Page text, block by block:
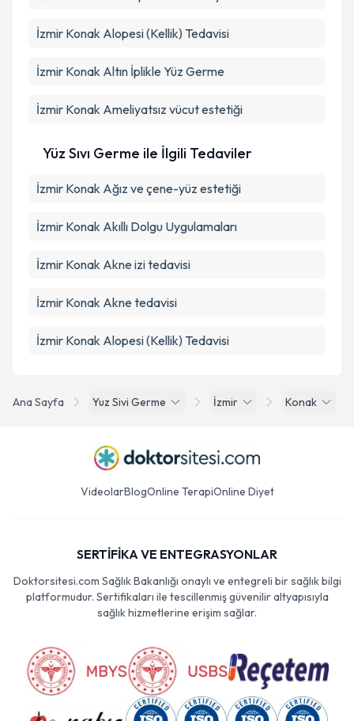
Ana Sayfa Yuz Sivi Germe İzmir Konak
İzmir Konak Alopesi (Kellik) Tedavisi
İzmir Konak Altın İplikle Yüz Germe
İzmir Konak Ameliyatsız vücut estetiği
Yüz Sıvı Germe ile İlgili Tedaviler
İzmir Konak Ağız ve çene-yüz estetiği
İzmir Konak Akıllı Dolgu Uygulamaları
İzmir Konak Akne izi tedavisi
İzmir Konak Akne tedavisi
İzmir Konak Alopesi (Kellik) Tedavisi
VideolarBlogOnline TerapiOnline Diyet
SERTİFİKA VE ENTEGRASYONLAR
Doktorsitesi.com Sağlık Bakanlığı onaylı ve entegreli bir sağlık bilgi
platformudur. Sertifikaları ile tescillenmiş güvenilir altyapısıyla
sağlık hizmetlerine erişim sağlar.